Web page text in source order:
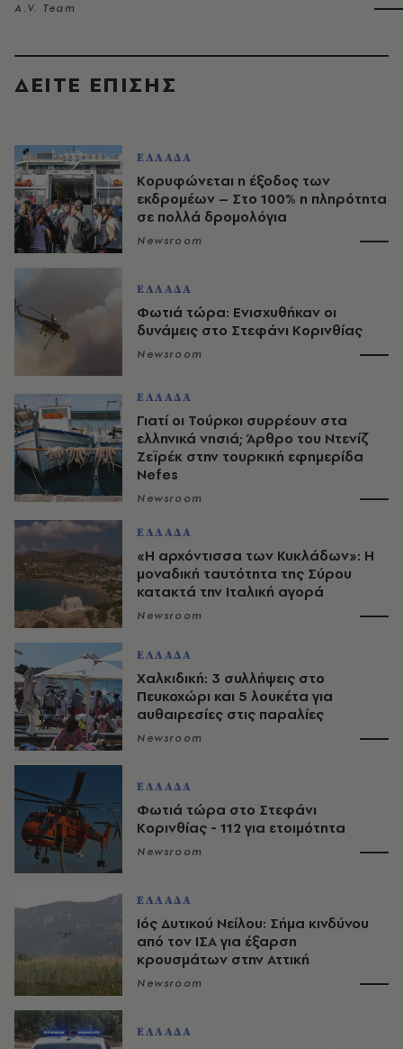
A.V. Team
ΔΕΙΤΕ ΕΠΙΣΗΣ
ΕΛΛΑΔΑ
Κορυφώνεται η έξοδος των
εκδρομέων – Στο 100% η πληρότητα
σε πολλά δρομολόγια
Newsroom
ΕΛΛΑΔΑ
Φωτιά τώρα: Ενισχυθήκαν οι
δυνάμεις στο Στεφάνι Κορινθίας
Newsroom
ΕΛΛΑΔΑ
Γιατί οι Τούρκοι συρρέουν στα
ελληνικά νησιά; Άρθρο του Ντενίζ
Ζεϊρέκ στην τουρκική εφημερίδα
Nefes
Newsroom
ΕΛΛΑΔΑ
«Η αρχόντισσα των Κυκλάδων»: Η
μοναδική ταυτότητα της Σύρου
κατακτά την Ιταλική αγορά
Newsroom
ΕΛΛΑΔΑ
Χαλκιδική: 3 συλλήψεις στο
Πευκοχώρι και 5 λουκέτα για
αυθαιρεσίες στις παραλίες
Newsroom
ΕΛΛΑΔΑ
Φωτιά τώρα στο Στεφάνι
Κορινθίας - 112 για ετοιμότητα
Newsroom
ΕΛΛΑΔΑ
Ιός Δυτικού Νείλου: Σήμα κινδύνου
από τον ΙΣΑ για έξαρση
κρουσμάτων στην Αττική
Newsroom
ΕΛΛΑΔΑ